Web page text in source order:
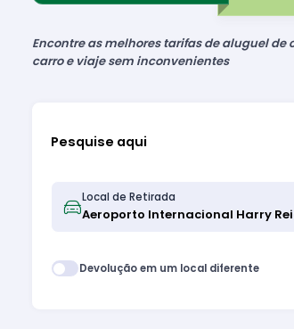
Encontre as melhores tarifas de aluguel de
carro e viaje sem inconvenientes
Pesquise aqui
Local de Retirada
Devolução em um local diferente